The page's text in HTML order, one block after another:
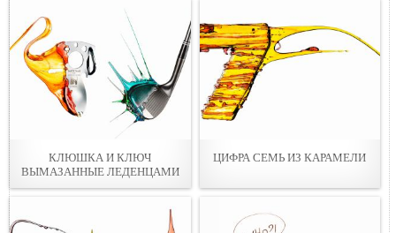
КЛЮШКА И КЛЮЧ
ВЫМАЗАННЫЕ ЛЕДЕНЦАМИ
ЦИФРА СЕМЬ ИЗ КАРАМЕЛИ